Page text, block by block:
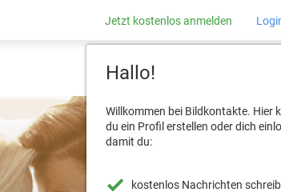
Jetzt kostenlos anmelden
Hallo!
Willkommen bei Bildkontakte. Hier
du ein Profil erstellen oder dich
damit du:
kostenlos Nachrichten